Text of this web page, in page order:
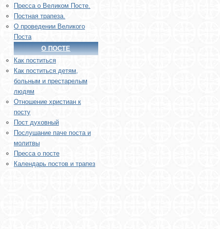
Пресса о Великом Посте.
Постная трапеза.
О проведении Великого
Поста
О ПОСТЕ
Как поститься
Как поститься детям,
больным и престарелым
людям
Отношение христиан к
посту
Пост духовный
Послушание паче поста и
молитвы
Пресса о посте
Календарь постов и трапез